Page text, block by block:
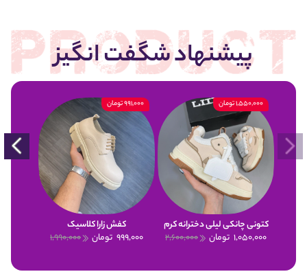
پیشنهاد شگفت انگیز
1,550,000 تومان
کتونی چانکی لیلی دخترانه کرم
1,050,000 تومان 2,600,000
991,000 تومان
کفش زارا کلاسیک
999,000 تومان 1,990,000